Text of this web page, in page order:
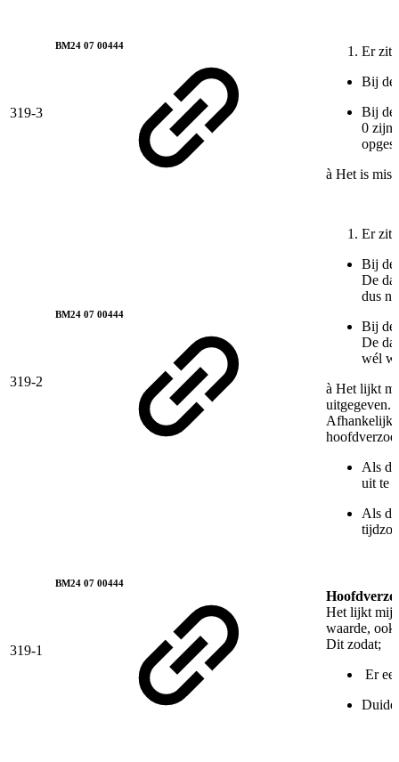
319-3
BM24 07 00444
Er zit
Bij de
Bij de
0 zijn,
à Het is
319-2
BM24 07 00444
Er zit
Bij de
De
dus
Bij de
De
wél
à Het lijkt
uitgegeven.
Afhankelijk
Als
uit te
Als
319-1
BM24 07 00444
Het lijkt mij
waarde, ook
Dit zodat;
Er